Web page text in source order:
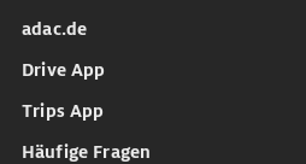
adac.de
Drive App
Trips App
Häufige Fragen